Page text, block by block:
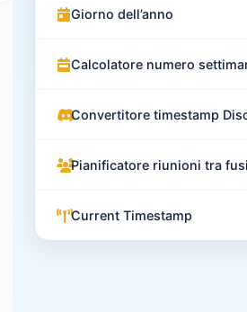
Giorno dell’anno
Calcolatore numero
Convertitore timestamp
Pianificatore riunioni tra
Current Timestamp